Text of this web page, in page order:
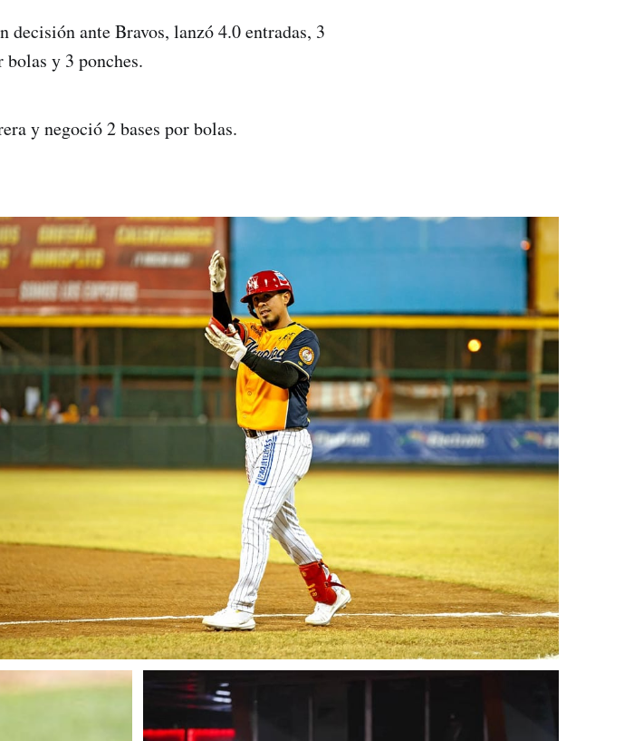
decisión ante Bravos, lanzó 4.0 entradas, 3
y 3 ponches.
y negoció 2 bases por bolas.